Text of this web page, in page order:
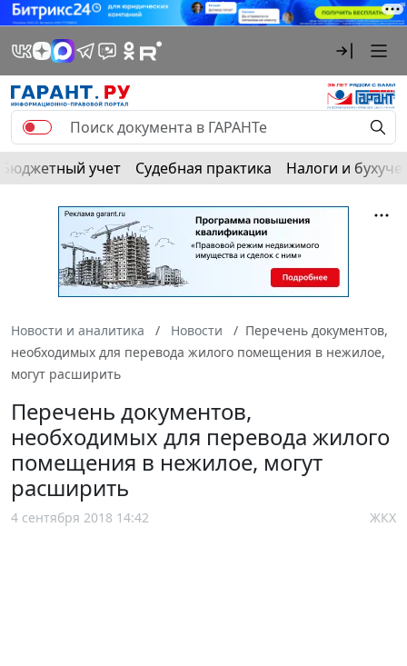
Бюджетный учет Судебная практика Налоги и
Новости и аналитика Новости
Перечень документов,
необходимых для перевода жилого помещения в нежилое,
могут расширить
Перечень документов,
необходимых для перевода жилого
помещения в нежилое, могут
расширить
4 сентября 2018 14:42 ЖКХ